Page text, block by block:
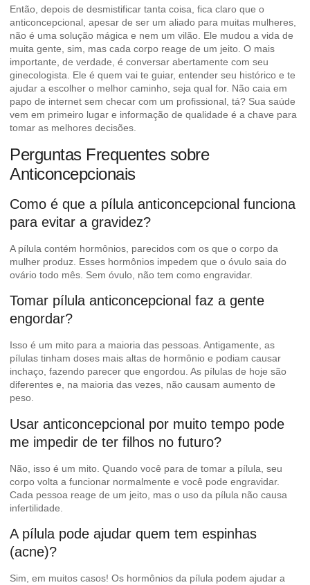
Então, depois de desmistificar tanta coisa, fica claro que o
anticoncepcional, apesar de ser um aliado para muitas mulheres,
não é uma solução mágica e nem um vilão. Ele mudou a vida de
muita gente, sim, mas cada corpo reage de um jeito. O mais
importante, de verdade, é conversar abertamente com seu
ginecologista. Ele é quem vai te guiar, entender seu histórico e te
ajudar a escolher o melhor caminho, seja qual for. Não caia em
papo de internet sem checar com um profissional, tá? Sua saúde
vem em primeiro lugar e informação de qualidade é a chave para
tomar as melhores decisões.
Perguntas Frequentes sobre
Anticoncepcionais
Como é que a pílula anticoncepcional funciona
para evitar a gravidez?
A pílula contém hormônios, parecidos com os que o corpo da
mulher produz. Esses hormônios impedem que o óvulo saia do
ovário todo mês. Sem óvulo, não tem como engravidar.
Tomar pílula anticoncepcional faz a gente
engordar?
Isso é um mito para a maioria das pessoas. Antigamente, as
pílulas tinham doses mais altas de hormônio e podiam causar
inchaço, fazendo parecer que engordou. As pílulas de hoje são
diferentes e, na maioria das vezes, não causam aumento de
peso.
Usar anticoncepcional por muito tempo pode
me impedir de ter filhos no futuro?
Não, isso é um mito. Quando você para de tomar a pílula, seu
corpo volta a funcionar normalmente e você pode engravidar.
Cada pessoa reage de um jeito, mas o uso da pílula não causa
infertilidade.
A pílula pode ajudar quem tem espinhas
(acne)?
Sim, em muitos casos! Os hormônios da pílula podem ajudar a